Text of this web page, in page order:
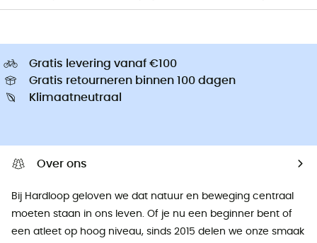
Gratis levering vanaf €100
Gratis retourneren binnen 100 dagen
Klimaatneutraal
Over ons
Bij Hardloop geloven we dat natuur en beweging centraal
moeten staan ​​in ons leven. Of je nu een beginner bent of
een atleet op hoog niveau, sinds 2015 delen we onze smaak